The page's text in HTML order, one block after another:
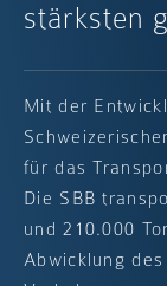
stärksten
Mit der
für das
Die SBB
und 210.000
Abwicklung